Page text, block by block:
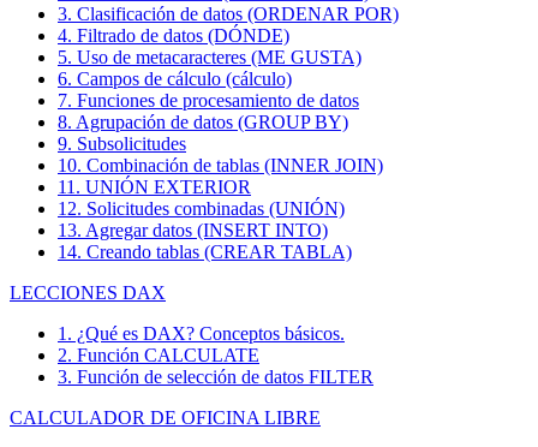
3. Clasificación de datos (ORDENAR POR)
4. Filtrado de datos (DÓNDE)
5. Uso de metacaracteres (ME GUSTA)
6. Campos de cálculo (cálculo)
7. Funciones de procesamiento de datos
8. Agrupación de datos (GROUP BY)
9. Subsolicitudes
10. Combinación de tablas (INNER JOIN)
11. UNIÓN EXTERIOR
12. Solicitudes combinadas (UNIÓN)
13. Agregar datos (INSERT INTO)
14. Creando tablas (CREAR TABLA)
LECCIONES DAX
1. ¿Qué es DAX? Conceptos básicos.
2. Función CALCULATE
3. Función de selección de datos FILTER
CALCULADOR DE OFICINA LIBRE